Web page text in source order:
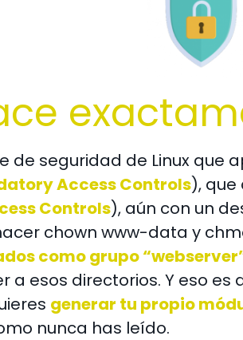
de seguridad de Linux
Access Controls), que
Controls), aún con un
chown www-data y
como grupo
a esos directorios. Y eso
generar tu propio
nunca has leído.